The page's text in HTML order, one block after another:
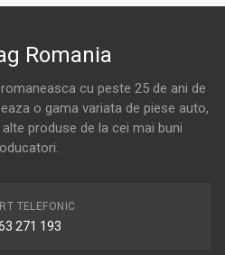
Romania
cu peste 25 de ani de
o gama variata de piese auto,
produse de la cei mai buni
TELEFONIC
271 193